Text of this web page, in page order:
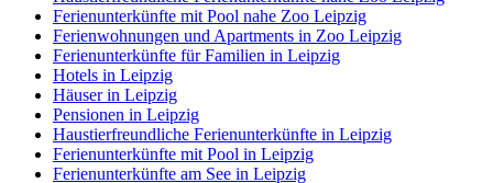
Ferienunterkünfte mit Pool nahe Zoo Leipzig
Ferienwohnungen und Apartments in Zoo Leipzig
Ferienunterkünfte für Familien in Leipzig
Hotels in Leipzig
Häuser in Leipzig
Pensionen in Leipzig
Haustierfreundliche Ferienunterkünfte in Leipzig
Ferienunterkünfte mit Pool in Leipzig
Ferienunterkünfte am See in Leipzig